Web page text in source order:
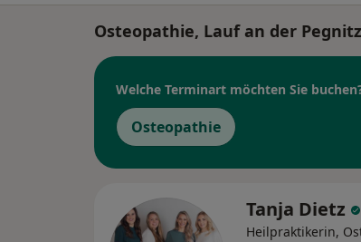
Osteopathie, Lauf an der Pegnitz
Welche Terminart möchten Sie
Osteopathie
Tanja Dietz
Heilpraktikerin,